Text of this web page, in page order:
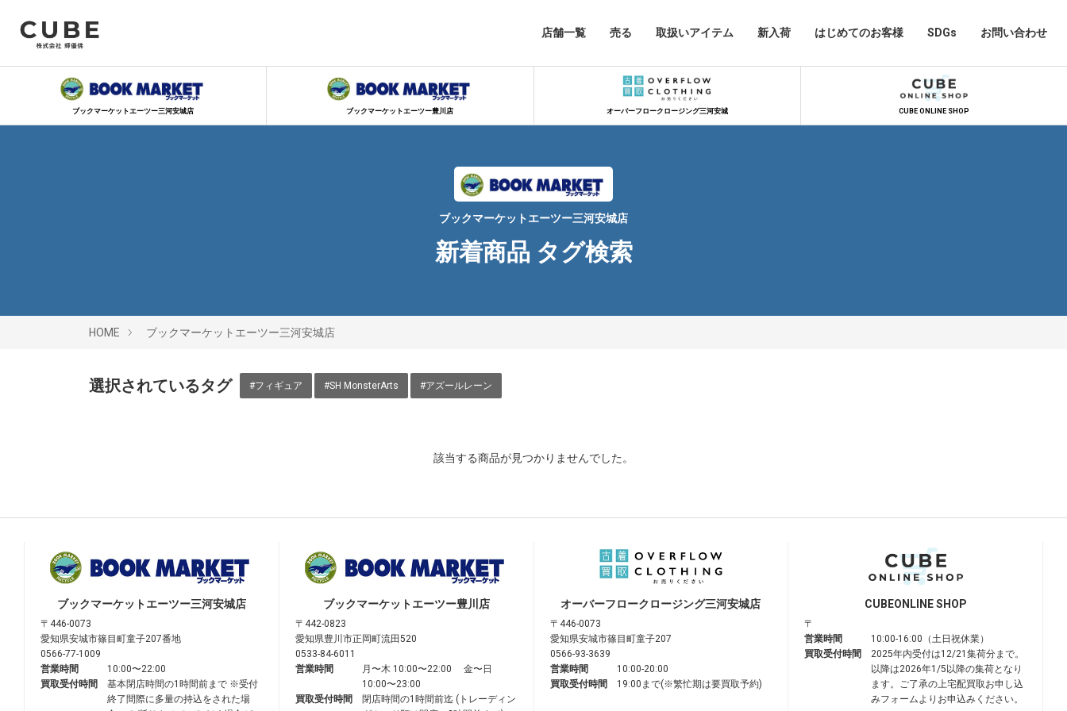
店舗一覧 売る 取扱いアイテム 新入荷 はじめてのお客様 SDGs お問い合わせ
ブックマーケットエーツー三河安城店 ブックマーケットエーツー豊川店 オーバーフロークロージング三河安城 CUBE ONLINE SHOP
ブックマーケットエーツー三河安城店
新着商品 タグ検索
HOME ブックマーケットエーツー三河安城店
選択されているタグ #フィギュア #SH MonsterArts #アズールレーン
該当する商品が見つかりませんでした。
ブックマーケットエーツー三河安城店
〒446-0073
愛知県安城市篠目町童子207番地
0566-77-1009
営業時間
10:00〜22:00
買取受付時間
基本閉店時間の1時間前まで ※受付
終了間際に多量の持込をされた場
ブックマーケットエーツー豊川店
〒442-0823
愛知県豊川市正岡町流田520
0533-84-6011
営業時間
月〜木 10:00〜22:00 金〜日
10:00〜23:00
買取受付時間
閉店時間の1時間前迄 (トレーディン
オーバーフロークロージング三河安城店
〒446-0073
愛知県安城市篠目町童子207
0566-93-3639
営業時間
10:00-20:00
買取受付時間
19:00まで(※繁忙期は要買取予約)
CUBEONLINE SHOP
〒
営業時間
10:00-16:00（土日祝休業）
買取受付時間
2025年内受付は12/21集荷分まで。
以降は2026年1/5以降の集荷となり
ます。ご了承の上宅配買取お申し込
みフォームよりお申込みください。